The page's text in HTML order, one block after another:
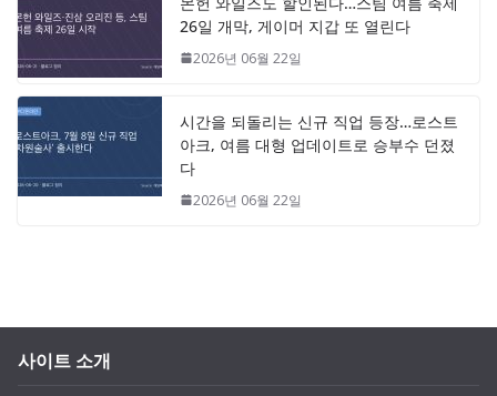
26일 개막, 게이머 지갑 또 열린다
2026년 06월 22일
시간을 되돌리는 신규 직업 등장…로스트
아크, 여름 대형 업데이트로 승부수 던졌
다
2026년 06월 22일
사이트 소개